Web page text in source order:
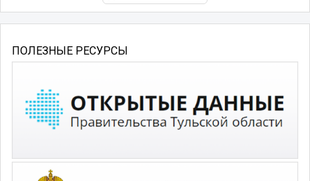
ПОЛЕЗНЫЕ РЕСУРСЫ